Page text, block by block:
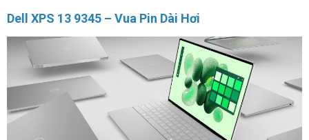
Dell XPS 13 9345 – Vua Pin Dài Hơi